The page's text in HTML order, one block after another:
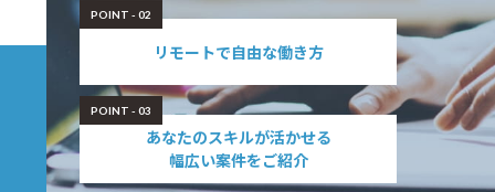
POINT - 02
リモートで自由な働き方
POINT - 03
あなたのスキルが活かせる
幅広い案件をご紹介